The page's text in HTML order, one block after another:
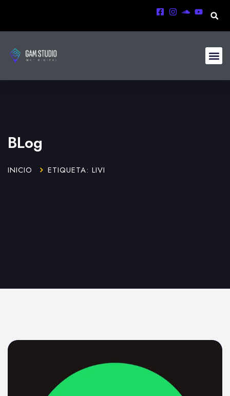
BLog
INICIO ETIQUETA: LIVI